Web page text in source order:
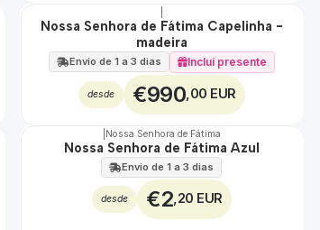
🇵🇹
EXCLUSIVO
Nossa Senhora de Fátima Capelinha -
madeira
Envio de 1 a 3 dias Incluí presente
desde €990 ,00 EUR
Nossa Senhora de Fátima
Nossa Senhora de Fátima Azul
Envio de 1 a 3 dias
desde €2 ,20 EUR